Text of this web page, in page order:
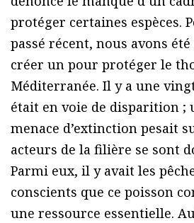
protéger certaines espèces.
passé récent, nous avons été
créer un pour protéger le
Méditerranée. Il y a une
était en voie de disparition ;
menace d’extinction pesait
acteurs de la filière se sont
Parmi eux, il y avait les
conscients que ce poisson
une ressource essentielle.